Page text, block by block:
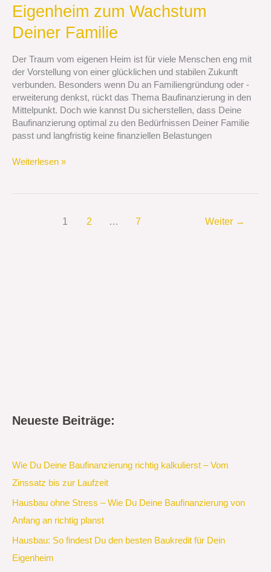
Eigenheim zum Wachstum
Deiner Familie
Der Traum vom eigenen Heim ist für viele Menschen eng mit
der Vorstellung von einer glücklichen und stabilen Zukunft
verbunden. Besonders wenn Du an Familiengründung oder -
erweiterung denkst, rückt das Thema Baufinanzierung in den
Mittelpunkt. Doch wie kannst Du sicherstellen, dass Deine
Baufinanzierung optimal zu den Bedürfnissen Deiner Familie
passt und langfristig keine finanziellen Belastungen
So
passt
Dein
zum
Wachstum
Deiner
Familie
Weiterlesen »
1 2 … 7 Weiter →
Neueste Beiträge:
Wie Du Deine Baufinanzierung richtig kalkulierst – Vom
Zinssatz bis zur Laufzeit
Hausbau ohne Stress – Wie Du Deine Baufinanzierung von
Anfang an richtig planst
Hausbau: So findest Du den besten Baukredit für Dein
Eigenheim